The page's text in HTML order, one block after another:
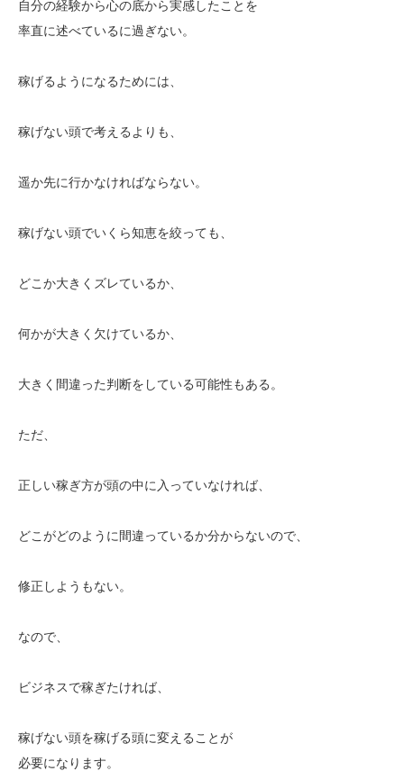
自分の経験から心の底から実感したことを
率直に述べているに過ぎない。
稼げるようになるためには、
稼げない頭で考えるよりも、
遥か先に行かなければならない。
稼げない頭でいくら知恵を絞っても、
どこか大きくズレているか、
何かが大きく欠けているか、
大きく間違った判断をしている可能性もある。
ただ、
正しい稼ぎ方が頭の中に入っていなければ、
どこがどのように間違っているか分からないので、
修正しようもない。
なので、
ビジネスで稼ぎたければ、
稼げない頭を稼げる頭に変えることが
必要になります。